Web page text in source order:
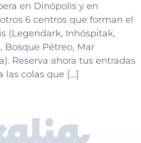
en Dinópolis y en
6 centros que forman el
(Legendark, Inhóspitak,
Bosque Pétreo, Mar
Reserva ahora tus entradas
las colas que […]